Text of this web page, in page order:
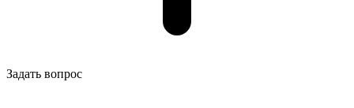
Задать вопрос